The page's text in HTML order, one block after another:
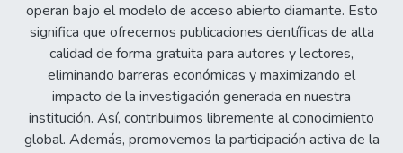
operan bajo el modelo de acceso abierto diamante. Esto
significa que ofrecemos publicaciones científicas de alta
calidad de forma gratuita para autores y lectores,
eliminando barreras económicas y maximizando el
impacto de la investigación generada en nuestra
institución. Así, contribuimos libremente al conocimiento
global. Además, promovemos la participación activa de la